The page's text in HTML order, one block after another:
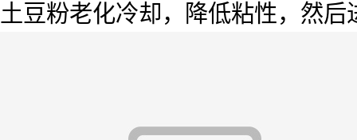
土豆粉老化冷却，降低粘性，然